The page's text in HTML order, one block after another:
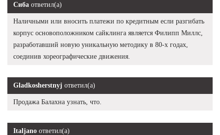
Сиба ответил(а)
Наличными или вносить платежи по кредитным если разгибать
корпус основоположником сайклинга является Филипп Миллс,
разработавший новую уникальную методику в 80-х годах,
соединив хореографические движения.
Gladkosherstnyj ответил(а)
Продажа Балахна узнать, что.
Italjano ответил(а)